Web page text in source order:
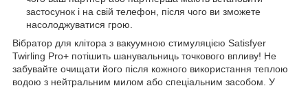
застосунок і на свій телефон, після чого ви зможете
насолоджуватися грою.
Вібратор для клітора з вакуумною стимуляцією Satisfyer
Twirling Pro+ потішить шанувальниць точкового впливу! Не
забувайте очищати його після кожного використання теплою
водою з нейтральним милом або спеціальним засобом. У